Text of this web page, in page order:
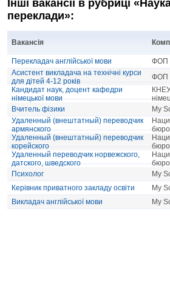
Інші вакансії в рубриці
переклади»:
Вакансія
Перекладач англійської мови ФОП
Асистент викладача на технічні курси
для дітей 4-12 років
ФОП
Кандидат наук, доцент кафедри
німецької мови
Вчитель фізики
My
Удаленный (внештатный) переводчик
армянского
Удаленный (внештатный) переводчик
корейского
Удаленный переводчик норвежского,
датского, шведского
Психолог
My
Керівник приватного закладу освіти
My
Викладач англійської мови
My